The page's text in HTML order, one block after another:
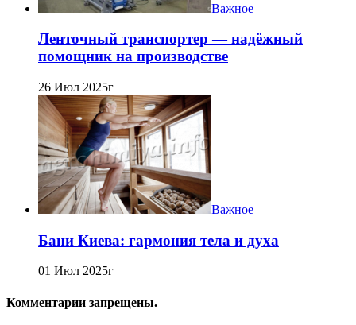
Важное
Ленточный транспортер — надёжный
помощник на производстве
26 Июл 2025г
Важное
Бани Киева: гармония тела и духа
01 Июл 2025г
Комментарии запрещены.